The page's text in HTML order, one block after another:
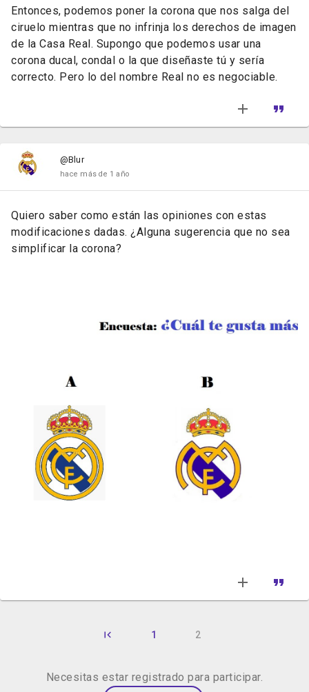
Entonces, podemos poner la corona que nos salga del
ciruelo mientras que no infrinja los derechos de imagen
de la Casa Real. Supongo que podemos usar una
corona ducal, condal o la que diseñaste tú y sería
correcto. Pero lo del nombre Real no es negociable.
@Blur
hace más de 1 año
Quiero saber como están las opiniones con estas
modificaciones dadas. ¿Alguna sugerencia que no sea
simplificar la corona?
1 2
Necesitas estar registrado para participar.